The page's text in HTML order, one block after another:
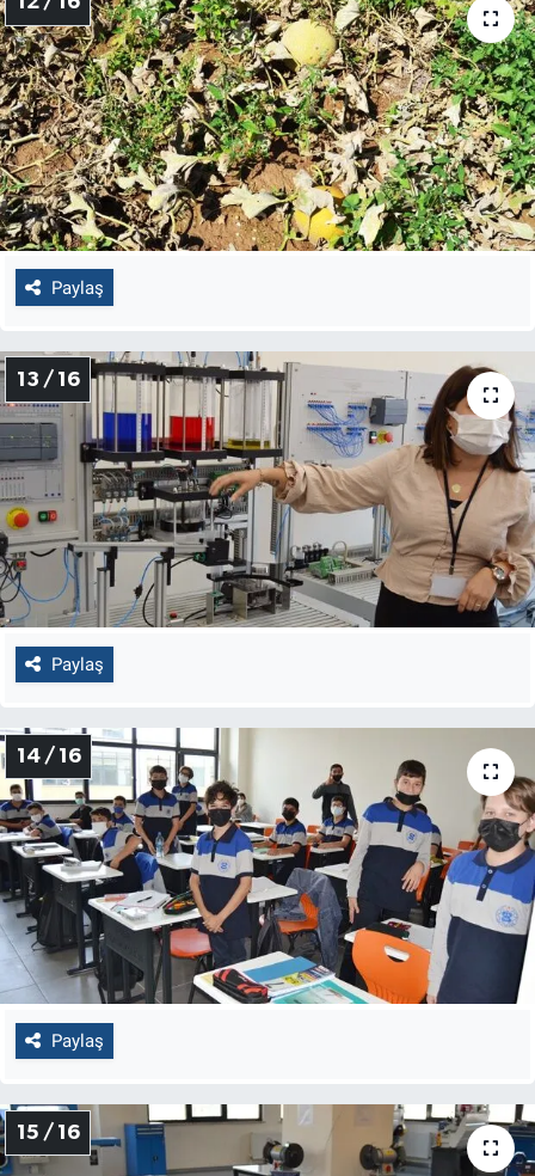
Paylaş
13 / 16
Paylaş
14 / 16
Paylaş
15 / 16